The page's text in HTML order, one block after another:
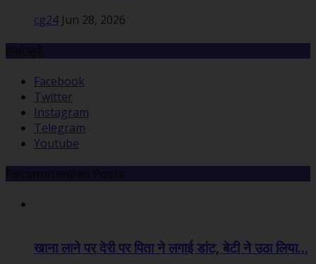
cg24 Jun 28, 2026
Facebook
Twitter
Instagram
Telegram
Youtube
खाना लाने पर देरी पर पिता ने लगाई डांट, बेटी ने उठा लिया...